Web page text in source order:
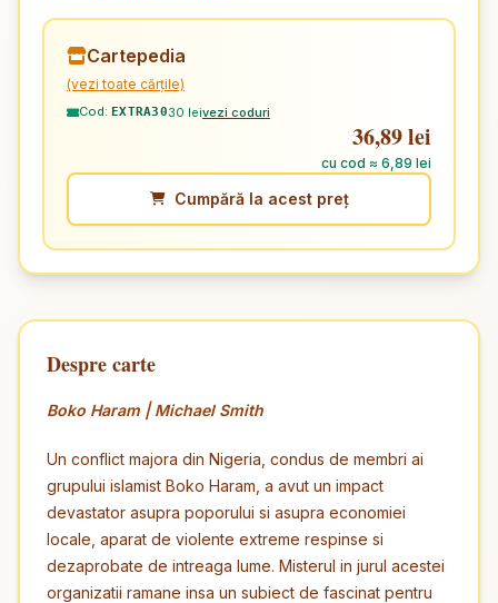
Cartepedia
(vezi toate cărțile)
Cod: EXTRA3030 leivezi coduri
36,89 lei
cu cod ≈ 6,89 lei
Cumpără la acest preț
Despre carte
Boko Haram | Michael Smith
Un conflict majora din Nigeria, condus de membri ai
grupului islamist Boko Haram, a avut un impact
devastator asupra poporului si asupra economiei
locale, aparat de violente extreme respinse si
dezaprobate de intreaga lume. Misterul in jurul acestei
organizatii ramane insa un subiect de fascinat pentru